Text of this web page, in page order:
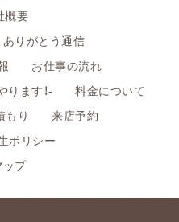
概要
ありがとう通信
お仕事の流れ
ます！-
料金について
もり
来店予約
ポリシー
ップ